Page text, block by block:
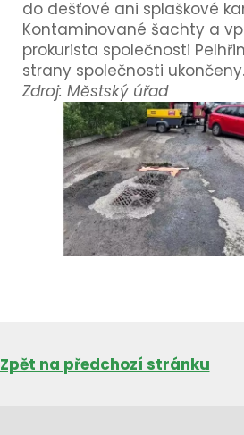
do dešťové ani splaškové
Kontaminované šachty a
prokurista společnosti
strany společnosti ukončeny.
Zdroj: Městský úřad
Zpět na předchozí stránku